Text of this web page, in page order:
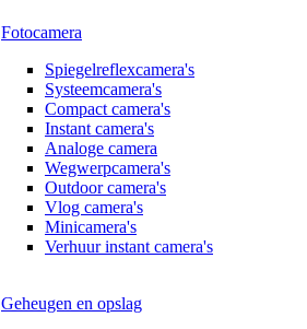
Fotocamera
Spiegelreflexcamera's
Systeemcamera's
Compact camera's
Instant camera's
Analoge camera
Wegwerpcamera's
Outdoor camera's
Vlog camera's
Minicamera's
Verhuur instant camera's
Geheugen en opslag